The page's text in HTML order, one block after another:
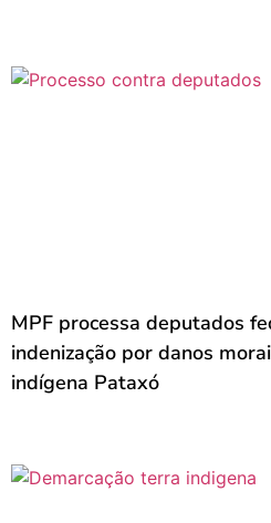
MPF processa deputados
indenização por danos
indígena Pataxó